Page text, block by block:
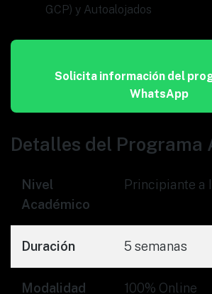
GCP) y Autoalojados
Solicita información del
WhatsApp
Detalles del Programa
Nivel
Académico
Principiante a
Duración 5 semanas
Modalidad 100% Online